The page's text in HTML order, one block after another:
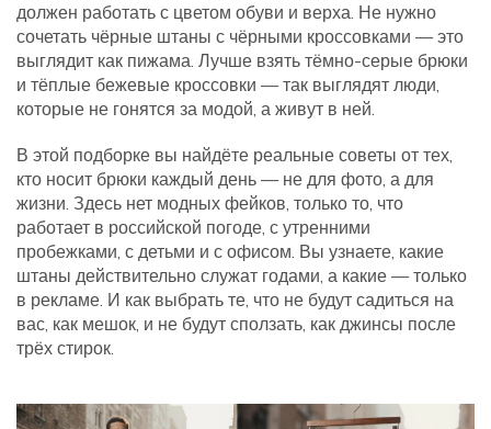
должен работать с цветом обуви и верха. Не нужно
сочетать чёрные штаны с чёрными кроссовками — это
выглядит как пижама. Лучше взять тёмно-серые брюки
и тёплые бежевые кроссовки — так выглядят люди,
которые не гонятся за модой, а живут в ней.
В этой подборке вы найдёте реальные советы от тех,
кто носит брюки каждый день — не для фото, а для
жизни. Здесь нет модных фейков, только то, что
работает в российской погоде, с утренними
пробежками, с детьми и с офисом. Вы узнаете, какие
штаны действительно служат годами, а какие — только
в рекламе. И как выбрать те, что не будут садиться на
вас, как мешок, и не будут сползать, как джинсы после
трёх стирок.